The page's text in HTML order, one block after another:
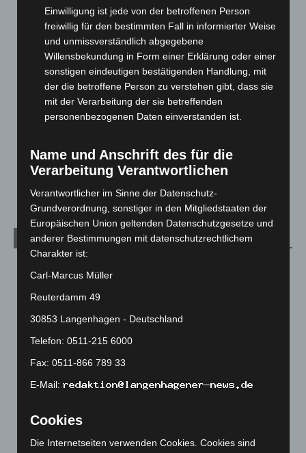
Blaulicht
Corona-News
Hannover und Region
5.035
Langenhagen und Ortsteile
Leserbriefe
Menschen
Veranstaltungen
Archiv
Februar 2026(109)
Januar 2026
Einwilligung ist jede von der betroffenen Person
freiwillig für den bestimmten Fall in informierter Weise
und unmissverständlich abgegebene
Willensbekundung in Form einer Erklärung oder einer
sonstigen eindeutigen bestätigenden Handlung, mit
der die betroffene Person zu verstehen gibt, dass sie
mit der Verarbeitung der sie betreffenden
personenbezogenen Daten einverstanden ist.
Name und Anschrift des für die
Verarbeitung Verantwortlichen
Verantwortlicher im Sinne der Datenschutz-
Grundverordnung, sonstiger in den Mitgliedstaaten der
Europäischen Union geltenden Datenschutzgesetze und
anderer Bestimmungen mit datenschutzrechtlichem
Charakter ist:
Carl-Marcus Müller
Reuterdamm 49
30853 Langenhagen - Deutschland
Telefon: 0511-215 6000
Fax: 0511-866 789 33
E-Mail:
Cookies
Die Internetseiten verwenden Cookies. Cookies sind